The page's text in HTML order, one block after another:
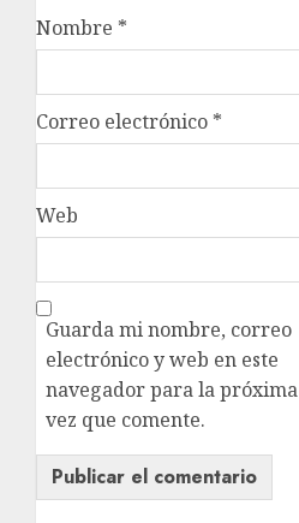
Nombre *
Correo electrónico *
Web
Guarda mi nombre, correo
electrónico y web en este
navegador para la próxima
vez que comente.